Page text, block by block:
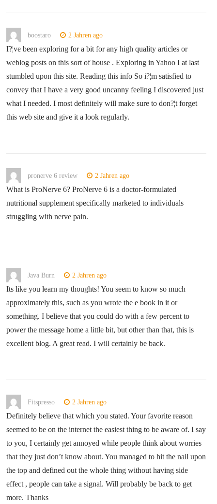
boostaro 2 Jahren ago
I?¦ve been exploring for a bit for any high quality articles or
weblog posts on this sort of house . Exploring in Yahoo I at last
stumbled upon this site. Reading this info So i?¦m satisfied to
convey that I have a very good uncanny feeling I discovered just
what I needed. I most definitely will make sure to don?¦t forget
this web site and give it a look regularly.
pronerve 6 review 2 Jahren ago
What is ProNerve 6? ProNerve 6 is a doctor-formulated
nutritional supplement specifically marketed to individuals
struggling with nerve pain.
Java Burn 2 Jahren ago
Its like you learn my thoughts! You seem to know so much
approximately this, such as you wrote the e book in it or
something. I believe that you could do with a few percent to
power the message home a little bit, but other than that, this is
excellent blog. A great read. I will certainly be back.
Fitspresso 2 Jahren ago
Definitely believe that which you stated. Your favorite reason
seemed to be on the internet the easiest thing to be aware of. I say
to you, I certainly get annoyed while people think about worries
that they just don’t know about. You managed to hit the nail upon
the top and defined out the whole thing without having side
effect , people can take a signal. Will probably be back to get
more. Thanks